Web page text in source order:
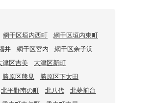
網干区垣内西町
網干区垣内東町
井 網干区宮内
網干区余子浜
津区吉美
大津区新町
勝原区熊見
勝原区下太田
北平野南の町 北八代
北夢前台